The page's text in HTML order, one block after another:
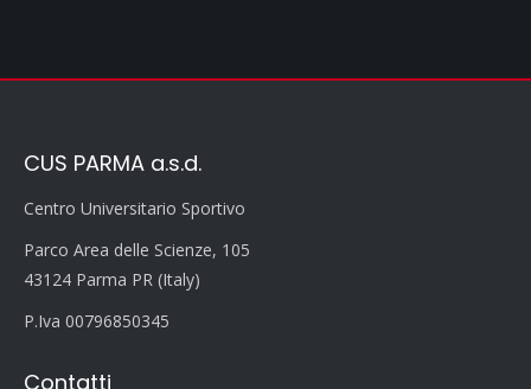
CUS PARMA a.s.d.
Centro Universitario Sportivo
Parco Area delle Scienze, 105
43124 Parma PR (Italy)
P.Iva 00796850345
Contatti